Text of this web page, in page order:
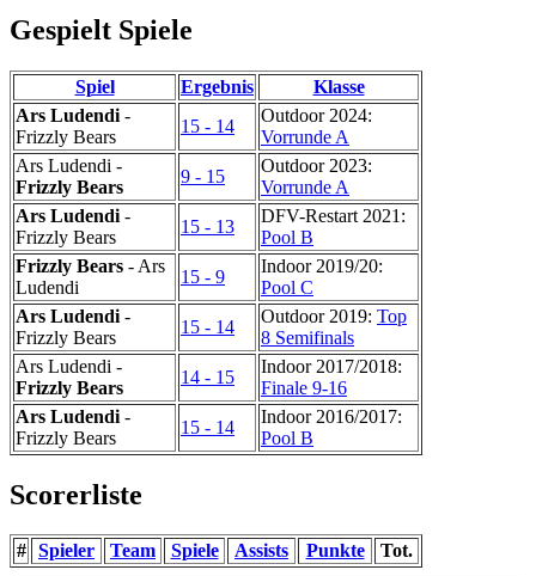
Gespielt Spiele
Spiel Ergebnis
Klasse
Ars Ludendi -
Frizzly Bears
15 - 14
Outdoor 2024:
Vorrunde A
Ars Ludendi -
Frizzly Bears
9 - 15
Outdoor 2023:
Vorrunde A
Ars Ludendi -
Frizzly Bears
15 - 13
DFV-Restart 2021:
Pool B
Frizzly Bears - Ars
Ludendi
15 - 9
Indoor 2019/20:
Pool C
Ars Ludendi -
Frizzly Bears
15 - 14
Outdoor 2019: Top
8 Semifinals
Ars Ludendi -
Frizzly Bears
14 - 15
Indoor 2017/2018:
Finale 9-16
Ars Ludendi -
Frizzly Bears
15 - 14
Indoor 2016/2017:
Pool B
Scorerliste
# Spieler Team Spiele Assists Punkte Tot.